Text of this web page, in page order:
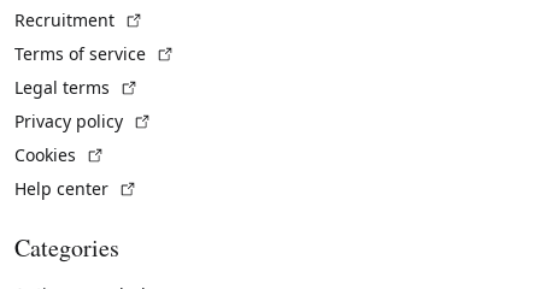
Recruitment
Terms of service
Legal terms
Privacy policy
Cookies
Help center
Categories